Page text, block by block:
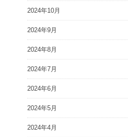
2024年10月
2024年9月
2024年8月
2024年7月
2024年6月
2024年5月
2024年4月